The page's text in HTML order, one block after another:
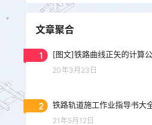
文章聚合
1 [图文]铁路曲线正矢的计算
20年3月23日
2 铁路轨道施工作业指导书大
21年5月12日